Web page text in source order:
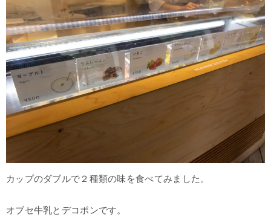
カップのダブルで２種類の味を食べてみました。
オブセ牛乳とデコポンです。